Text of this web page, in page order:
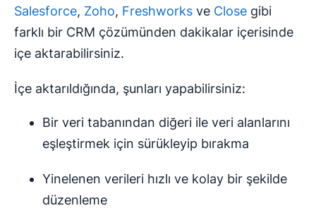
Salesforce, Zoho, Freshworks ve Close gibi
farklı bir CRM çözümünden dakikalar içerisinde
içe aktarabilirsiniz.
İçe aktarıldığında, şunları yapabilirsiniz:
Bir veri tabanından diğeri ile veri alanlarını
eşleştirmek için sürükleyip bırakma
Yinelenen verileri hızlı ve kolay bir şekilde
düzenleme